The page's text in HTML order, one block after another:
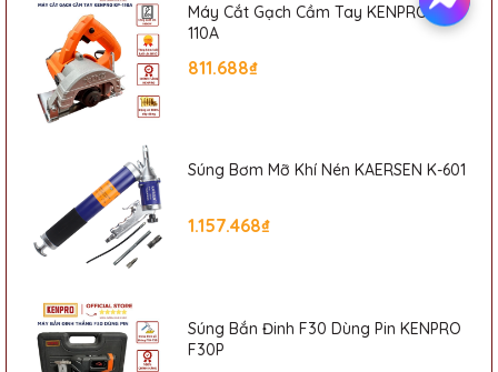
Máy Cắt Gạch Cầm Tay KENPRO KP-
110A
811.688₫
Súng Bơm Mỡ Khí Nén KAERSEN K-601
1.157.468₫
Súng Bắn Đinh F30 Dùng Pin KENPRO
F30P